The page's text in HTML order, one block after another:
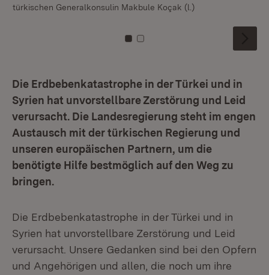
türkischen Generalkonsulin Makbule Koçak (l.)
Zu Kachel: 0
Zu Kachel: 1
Die Erdbebenkatastrophe in der Türkei und in
Syrien hat unvorstellbare Zerstörung und Leid
verursacht. Die Landesregierung steht im engen
Austausch mit der türkischen Regierung und
unseren europäischen Partnern, um die
benötigte Hilfe bestmöglich auf den Weg zu
bringen.
Die Erdbebenkatastrophe in der Türkei und in
Syrien hat unvorstellbare Zerstörung und Leid
verursacht. Unsere Gedanken sind bei den Opfern
und Angehörigen und allen, die noch um ihre